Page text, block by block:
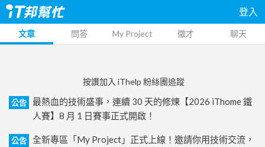
登入
文章 問答 My Project 徵才 聊天
按讚加入 iThelp 粉絲團追蹤
公告
最熱血的技術盛事，連續 30 天的修煉【2026 iThome 鐵
人賽】8 月 1 日賽事正式開啟！
公告
全新專區「My Project」正式上線！邀請你用技術交流，